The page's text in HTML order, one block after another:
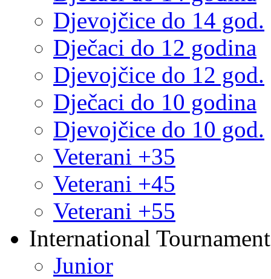
Djevojčice do 14 god.
Dječaci do 12 godina
Djevojčice do 12 god.
Dječaci do 10 godina
Djevojčice do 10 god.
Veterani +35
Veterani +45
Veterani +55
International
Junior